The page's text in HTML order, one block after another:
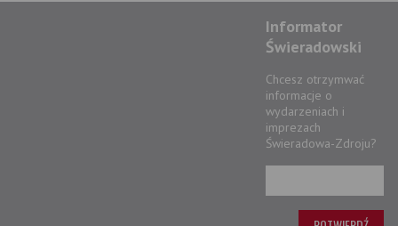
Informator
Świeradowski
Chcesz otrzymwać
informacje o
wydarzeniach i
imprezach
Świeradowa-Zdroju?